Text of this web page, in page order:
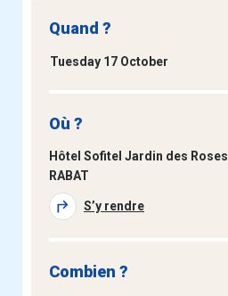
Quand ?
Tuesday 17 October
Où ?
Hôtel Sofitel Jardin des Roses
RABAT
S’y rendre
Combien ?